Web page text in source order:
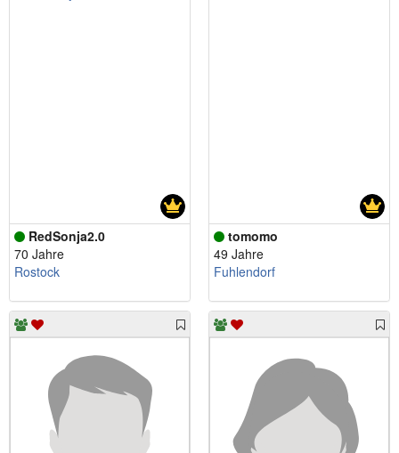
RedSonja2.0
70 Jahre
Rostock
tomomo
49 Jahre
Fuhlendorf